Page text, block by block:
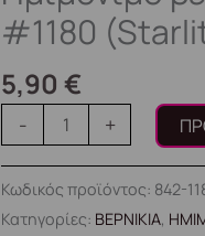
#1180
5,90€
-
βερνίκι
CatEye
8ml
–
#1180
(Starlite
Blue)
ποσότητα
+
Κωδικός προϊόντος: 842-
Κατηγορίες: ΒΕΡΝΙΚΙΑ,